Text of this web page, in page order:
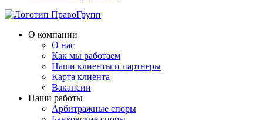
О компании
О нас
Как мы работаем
Наши клиенты и партнеры
Карта клиента
Вакансии
Наши работы
Арбитражные споры